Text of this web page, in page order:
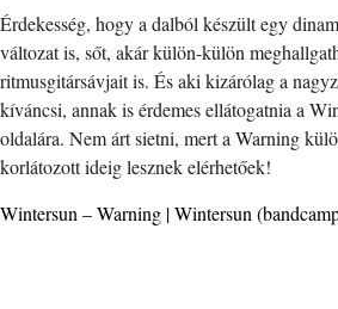
Érdekesség, hogy a dalból készült egy
változat is, sőt, akár külön-külön
ritmusgitársávjait is. És aki kizárólag a
kíváncsi, annak is érdemes ellátogatnia a
oldalára. Nem árt sietni, mert a Warning
korlátozott ideig lesznek elérhetőek!
Wintersun – Warning | Wintersun